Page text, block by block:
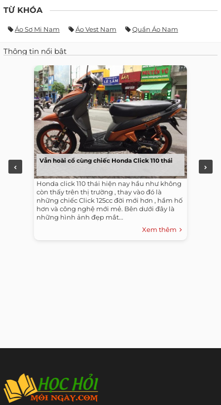
TỪ KHÓA
Áo Sơ Mi Nam Áo Vest Nam Quần Áo Nam
Thông tin nổi bật
Vẫn hoài cổ cùng chiếc Honda Click 110 thái
Honda click 110 thái hiện nay hầu như không
còn thấy trên thị trường , thay vào đó là
những chiếc Click 125cc đời mới hơn , hầm hố
hơn và công nghệ mới mẻ. Bên dưới đây là
những hình ảnh đẹp mắt...
Xem thêm